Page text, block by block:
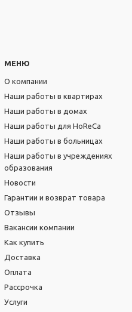
МЕНЮ
О компании
Наши работы в квартирах
Наши работы в домах
Наши работы для HoReCa
Наши работы в больницах
Наши работы в учреждениях
образования
Новости
Гарантии и возврат товара
Отзывы
Вакансии компании
Как купить
Доставка
Оплата
Рассрочка
Услуги